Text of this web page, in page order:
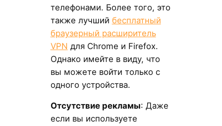
телефонами. Более того, это
также лучший бесплатный
браузерный расширитель
VPN для Chrome и Firefox.
Однако имейте в виду, что
вы можете войти только с
одного устройства.
Отсутствие рекламы: Даже
если вы используете